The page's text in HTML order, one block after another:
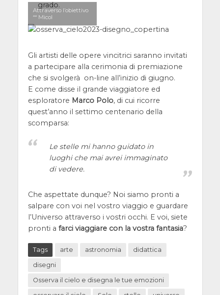
grado.
Attraverso l’obiettivo
““ Micol
Gli artisti delle opere vincitrici saranno invitati
a partecipare alla cerimonia di premiazione
che si svolgerà on-line all’inizio di giugno.
E come disse il grande viaggiatore ed
esploratore Marco Polo, di cui ricorre
quest’anno il settimo centenario della
scomparsa:
Le stelle mi hanno guidato in
luoghi che mai avrei immaginato
di vedere.
Che aspettate dunque? Noi siamo pronti a
salpare con voi nel vostro viaggio e guardare
l’Universo attraverso i vostri occhi. E voi, siete
pronti a farci viaggiare con la vostra fantasia?
Tags arte astronomia didattica
disegni
Osserva il cielo e disegna le tue emozioni